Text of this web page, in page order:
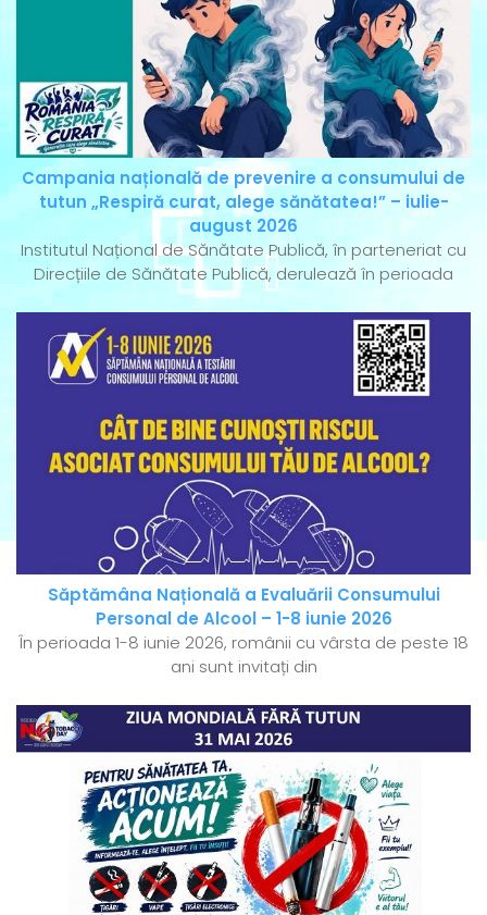
Campania națională de prevenire a consumului de
tutun „Respiră curat, alege sănătatea!” – iulie-
august 2026
Institutul Național de Sănătate Publică, în parteneriat cu
Direcțiile de Sănătate Publică, derulează în perioada
Săptămâna Națională a Evaluării Consumului
Personal de Alcool – 1-8 iunie 2026
În perioada 1-8 iunie 2026, românii cu vârsta de peste 18
ani sunt invitați din